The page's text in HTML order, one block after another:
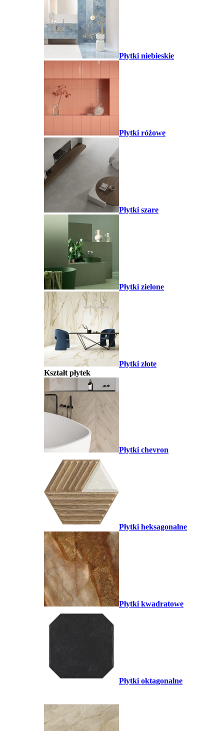
Płytki niebieskie
Płytki różowe
Płytki szare
Płytki zielone
Płytki złote
Kształt płytek
Płytki chevron
Płytki heksagonalne
Płytki kwadratowe
Płytki oktagonalne